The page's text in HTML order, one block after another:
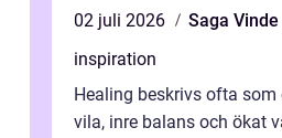
02 juli 2026
Saga Vinde
inspiration
Healing beskrivs ofta
vila, inre balans och ökat